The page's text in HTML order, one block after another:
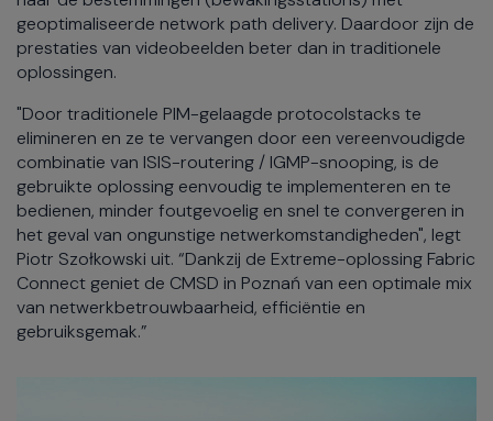
geoptimaliseerde network path delivery. Daardoor zijn de
prestaties van videobeelden beter dan in traditionele
oplossingen.
"Door traditionele PIM-gelaagde protocolstacks te
elimineren en ze te vervangen door een vereenvoudigde
combinatie van ISIS-routering / IGMP-snooping, is de
gebruikte oplossing eenvoudig te implementeren en te
bedienen, minder foutgevoelig en snel te convergeren in
het geval van ongunstige netwerkomstandigheden", legt
Piotr Szołkowski uit. “Dankzij de Extreme-oplossing Fabric
Connect geniet de CMSD in Poznań van een optimale mix
van netwerkbetrouwbaarheid, efficiëntie en
gebruiksgemak.”